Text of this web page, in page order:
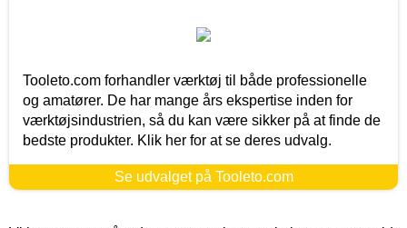
Tooleto.com forhandler værktøj til både professionelle
og amatører. De har mange års ekspertise inden for
værktøjsindustrien, så du kan være sikker på at finde de
bedste produkter. Klik her for at se deres udvalg.
Se udvalget på Tooleto.com